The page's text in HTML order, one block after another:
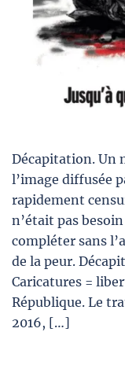
Décapitation. Un
l’image diffusée
rapidement
n’était pas
compléter sans
de la peur.
Caricatures =
République. Le
2016, […]